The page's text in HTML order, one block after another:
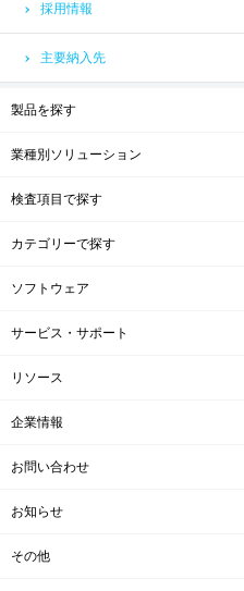
採用情報
主要納入先
製品を探す
業種別ソリューション
検査項目で探す
カテゴリーで探す
ソフトウェア
サービス・サポート
リソース
企業情報
お問い合わせ
お知らせ
その他